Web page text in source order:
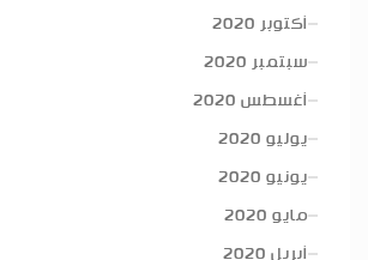
أكتوبر 2020
سبتمبر 2020
أغسطس 2020
يوليو 2020
يونيو 2020
مايو 2020
أبريل 2020